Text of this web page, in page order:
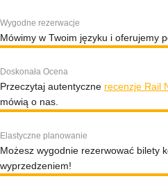
Wygodne rezerwacje
Mówimy w Twoim języku i oferujemy
Doskonała Ocena
Przeczytaj autentyczne recenzje Rail
mówią o nas.
Elastyczne planowanie
Możesz wygodnie rezerwować bilety
wyprzedzeniem!